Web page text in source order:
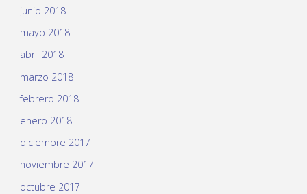
junio 2018
mayo 2018
abril 2018
marzo 2018
febrero 2018
enero 2018
diciembre 2017
noviembre 2017
octubre 2017